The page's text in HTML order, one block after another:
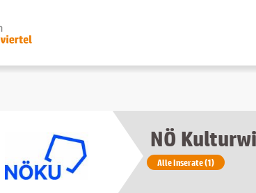
NÖ
Alle Inserate (1)